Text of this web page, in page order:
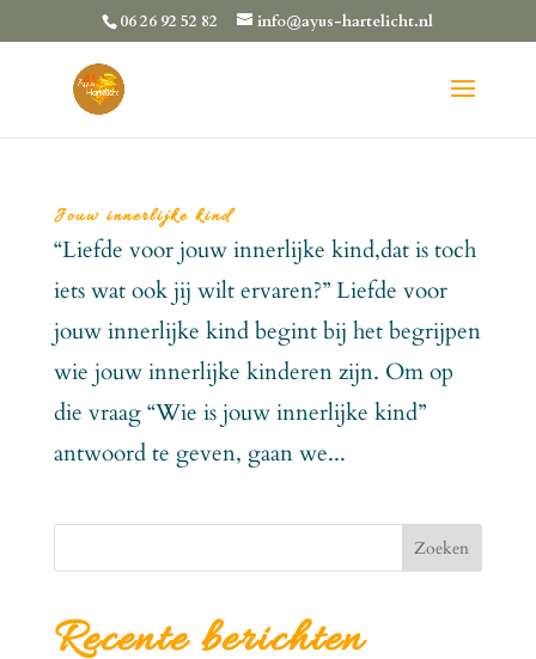
06 26 92 52 82 info@ayus-hartelicht.nl
Jouw innerlijke kind
“Liefde voor jouw innerlijke kind,dat is toch
iets wat ook jij wilt ervaren?” Liefde voor
jouw innerlijke kind begint bij het begrijpen
wie jouw innerlijke kinderen zijn. Om op
die vraag “Wie is jouw innerlijke kind”
antwoord te geven, gaan we...
Zoeken
Recente berichten